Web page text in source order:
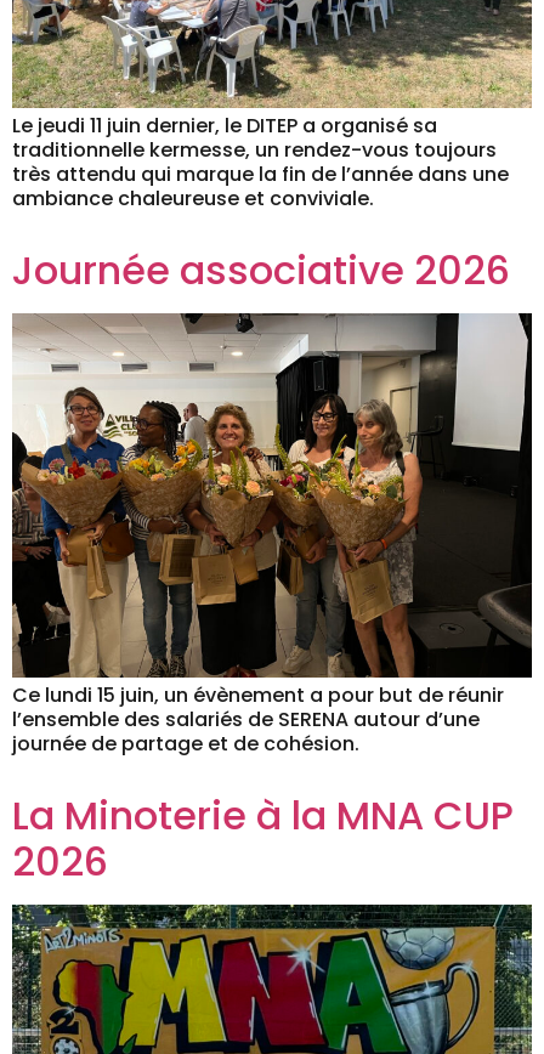
Le jeudi 11 juin dernier, le DITEP a organisé sa
traditionnelle kermesse, un rendez-vous toujours
très attendu qui marque la fin de l’année dans une
ambiance chaleureuse et conviviale.
Journée associative 2026
Ce lundi 15 juin, un évènement a pour but de réunir
l’ensemble des salariés de SERENA autour d’une
journée de partage et de cohésion.
La Minoterie à la MNA CUP
2026